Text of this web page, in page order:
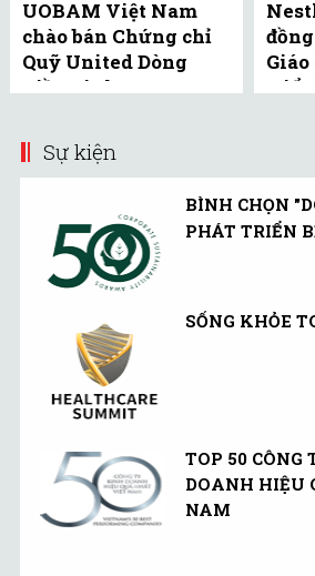
UOBAM Việt Nam
chào bán Chứng chỉ
Quỹ United Dòng
Tiền Linh Hoạt
Sự kiện
BÌNH CHỌN
PHÁT TRIỂN
SỐNG KHỎE
TOP 50 CÔNG
DOANH HIỆU
NAM